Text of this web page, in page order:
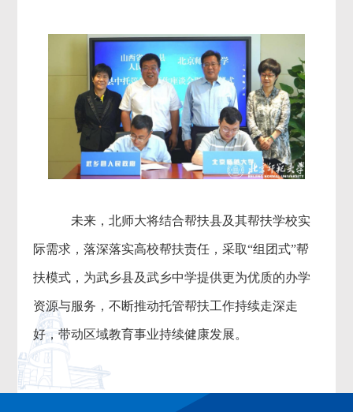
未来，北师大将结合帮扶县及其帮扶学校实
际需求，落深落实高校帮扶责任，采取“组团式”帮
扶模式，为武乡县及武乡中学提供更为优质的办学
资源与服务，不断推动托管帮扶工作持续走深走
好，带动区域教育事业持续健康发展。